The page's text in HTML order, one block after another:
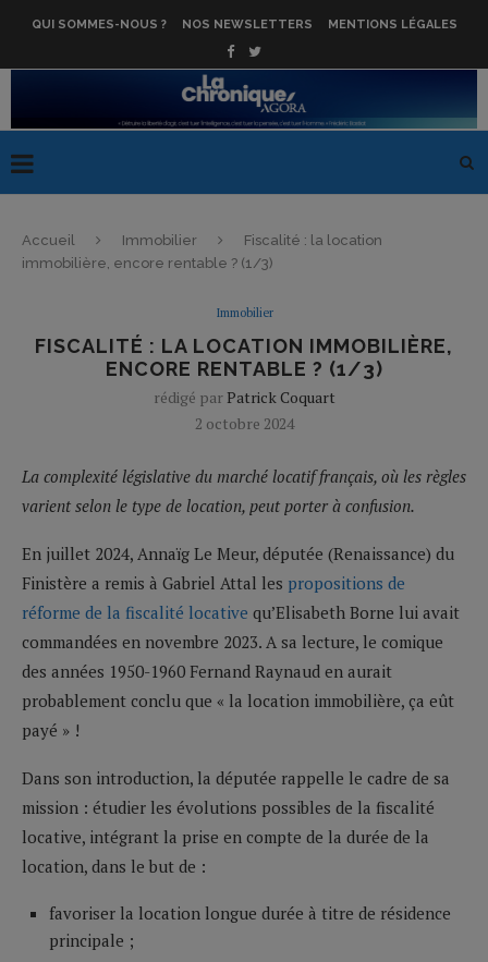
QUI SOMMES-NOUS ? NOS NEWSLETTERS MENTIONS LÉGALES
Accueil Immobilier
Fiscalité : la location
immobilière, encore rentable ? (1/3)
Immobilier
FISCALITÉ : LA LOCATION IMMOBILIÈRE,
ENCORE RENTABLE ? (1/3)
rédigé par Patrick Coquart
2 octobre 2024
La complexité législative du marché locatif français, où les règles
varient selon le type de location, peut porter à confusion.
En juillet 2024, Annaïg Le Meur, députée (Renaissance) du
Finistère a remis à Gabriel Attal les propositions de
réforme de la fiscalité locative qu’Elisabeth Borne lui avait
commandées en novembre 2023. A sa lecture, le comique
des années 1950-1960 Fernand Raynaud en aurait
probablement conclu que « la location immobilière, ça eût
payé » !
Dans son introduction, la députée rappelle le cadre de sa
mission : étudier les évolutions possibles de la fiscalité
locative, intégrant la prise en compte de la durée de la
location, dans le but de :
favoriser la location longue durée à titre de résidence
principale ;